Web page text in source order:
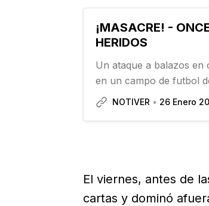
¡MASACRE! -
HERIDOS
Un ataque a balazos en
en un campo de futbol
va-rios heridos en
acuerdo con reportes
NOTIVER 26 Enero
El viernes, antes de
cartas y dominó